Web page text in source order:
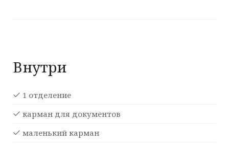
Внутри
1 отделение
карман для документов
маленький карман